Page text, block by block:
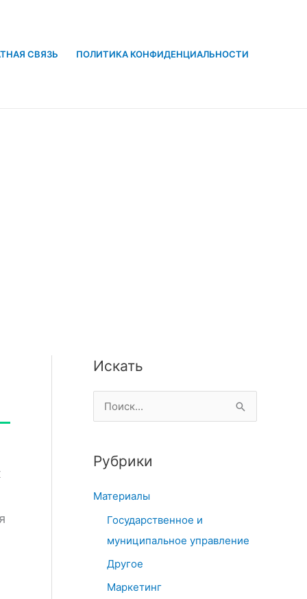
СВЯЗЬ ПОЛИТИКА КОНФИДЕНЦИАЛЬНОСТИ
Искать
о
с
:
Рубрики
Материалы
Государственное и
муниципальное управление
Другое
Маркетинг